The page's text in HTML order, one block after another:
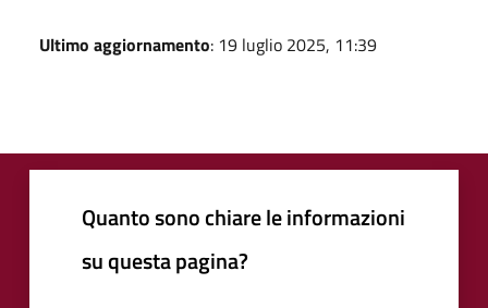
Ultimo aggiornamento: 19 luglio 2025, 11:39
Quanto sono chiare le informazioni
su questa pagina?